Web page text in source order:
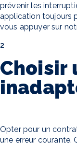
prévenir les
application toujours
vous appuyer sur
2
Choisir
Opter pour un
une erreur courante.